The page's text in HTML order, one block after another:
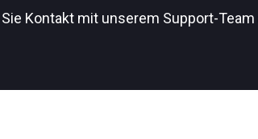
Kontakt mit unserem Support-Team